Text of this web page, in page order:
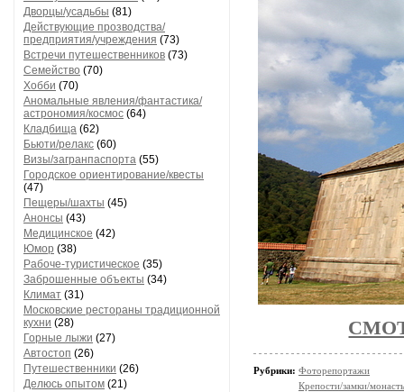
Дворцы/усадьбы (81)
Действующие прозводства/
предприятия/учреждения (73)
Встречи путешественников (73)
Семейство (70)
Хобби (70)
Аномальные явления/фантастика/
астрономия/космос (64)
Кладбища (62)
Бьюти/релакс (60)
Визы/загранпаспорта (55)
Городское ориентирование/квесты
(47)
Пещеры/шахты (45)
Анонсы (43)
Медицинское (42)
Юмор (38)
Рабоче-туристическое (35)
Заброшенные объекты (34)
Климат (31)
Московские рестораны традиционной
кухни (28)
Горные лыжи (27)
Автостоп (26)
Путешественники (26)
Делюсь опытом (21)
Рубрики: Фоторепортажи
Крепости/замки/